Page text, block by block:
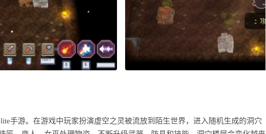
手游。在游戏中玩家扮演虚空之灵被流放到陌生世界，进入随机生成的洞穴